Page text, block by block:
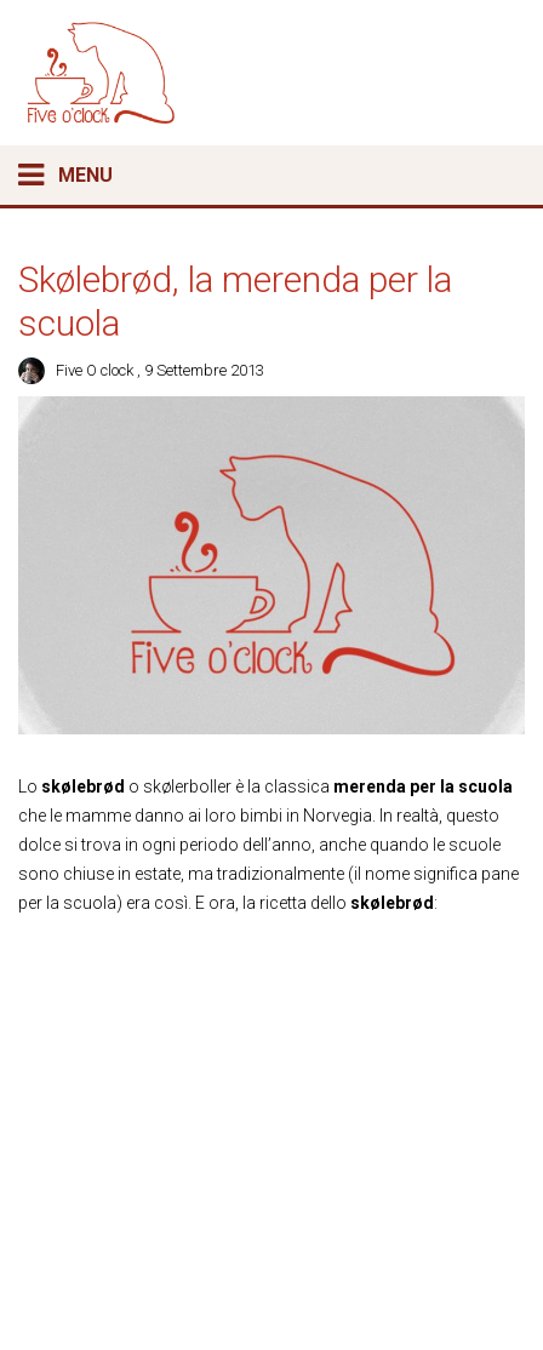
MENU
Skølebrød, la merenda per la
scuola
Five O clock , 9 Settembre 2013
Lo skølebrød o skølerboller è la classica merenda per la scuola
che le mamme danno ai loro bimbi in Norvegia. In realtà, questo
dolce si trova in ogni periodo dell’anno, anche quando le scuole
sono chiuse in estate, ma tradizionalmente (il nome significa pane
per la scuola) era così. E ora, la ricetta dello skølebrød :